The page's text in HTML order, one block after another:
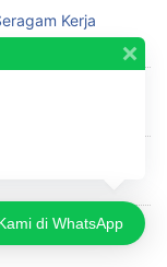
Kerja
Murah Harga
Murah Free
Dan ID Card
di WhatsApp